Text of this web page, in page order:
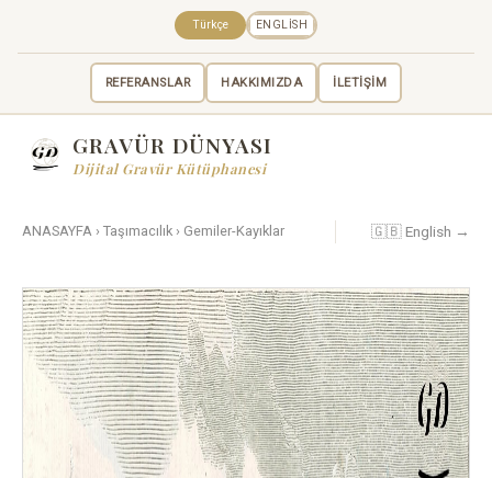
REFERANSLAR HAKKIMIZDA İLETİŞİM
Türkçe ENGLISH
GRAVÜR DÜNYASI
Dijital Gravür Kütüphanesi
ANASAYFA › Taşımacılık › Gemiler-Kayıklar 🇬🇧 English →